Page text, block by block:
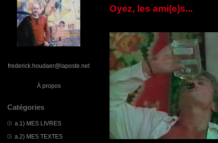
frederick.houdaer@laposte.net
À propos
Catégories
a.1) MES LIVRES
a.2) MES TEXTES
Oyez, les ami(e)s...